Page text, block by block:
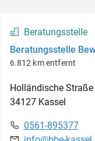
Beratungsstelle
Beratungsstelle
6.812 km entfernt
Holländische Straße
34127 Kassel
0561-895377